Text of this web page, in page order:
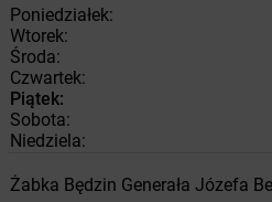
Poniedziałek:
Wtorek:
Środa:
Czwartek:
Piątek:
Sobota:
Niedziela:
Żabka Będzin Generała Józefa